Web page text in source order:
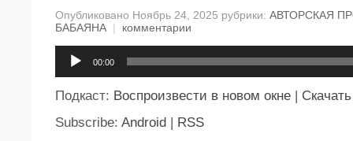
Опубликовано Ноябрь 24, 2025 рубрики: АВТОРСКАЯ
БАБАЯНА | комментарии
00:00
Подкаст: Воспроизвести в новом окне | Скачать
Subscribe: Android | RSS